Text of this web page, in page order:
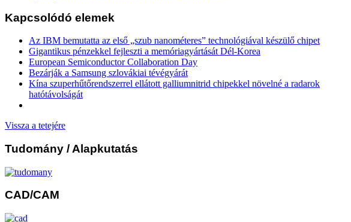
Kapcsolódó elemek
Az IBM bemutatta az első „szub nanométeres” technológiával készülő chipet
Gigantikus pénzekkel fejleszti a memóriagyártását Dél-Korea
European Semiconductor Collaboration Day
Bezárják a Samsung szlovákiai tévégyárát
Kína szuperhűtőrendszerrel ellátott galliumnitrid chipekkel növelné a radarok
hatótávolságát
Vissza a tetejére
Tudomány / Alapkutatás
CAD/CAM